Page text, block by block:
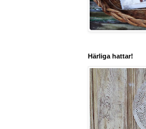
Härliga hattar!